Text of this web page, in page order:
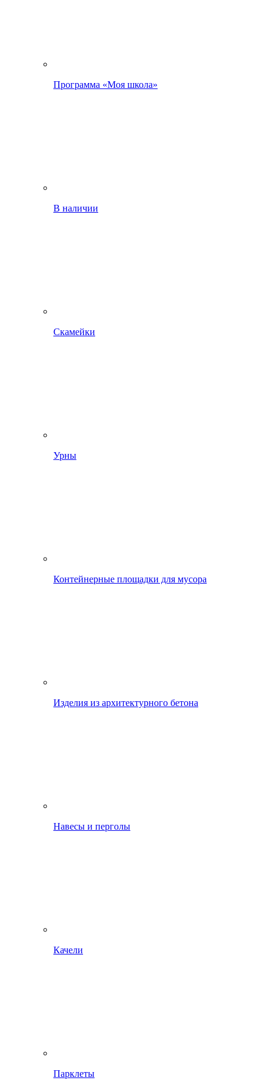
Программа «Моя школа»
В наличии
Скамейки
Урны
Контейнерные площадки для мусора
Изделия из архитектурного бетона
Навесы и перголы
Качели
Парклеты